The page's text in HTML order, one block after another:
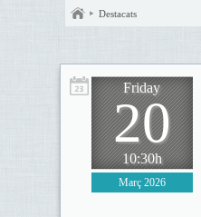
Destacats
Friday
20
10:30h
Març 2026